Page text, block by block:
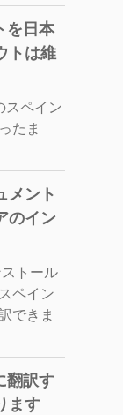
を日本
トは維
スペイン
たま
メント
のイン
トール
ペイン
できま
翻訳す
ます